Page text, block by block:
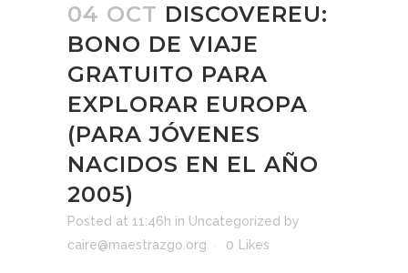
04 OCT DISCOVEREU:
BONO DE VIAJE
GRATUITO PARA
EXPLORAR EUROPA
(PARA JÓVENES
NACIDOS EN EL AÑO
2005)
Posted at 11:46h in Uncategorized by
caire@maestrazgo.org
0 Likes